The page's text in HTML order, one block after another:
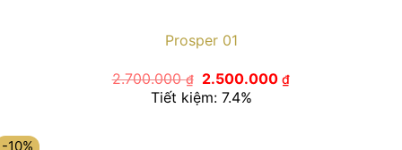
Prosper 01
2.700.000₫
Giá
gốc
là:
2.500.000₫Giá
Tiết kiệm: 7.4%
-10%